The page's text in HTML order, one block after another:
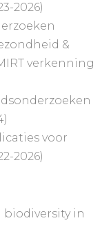
2026)
&
verkenning
voor
2026)
biodiversity in